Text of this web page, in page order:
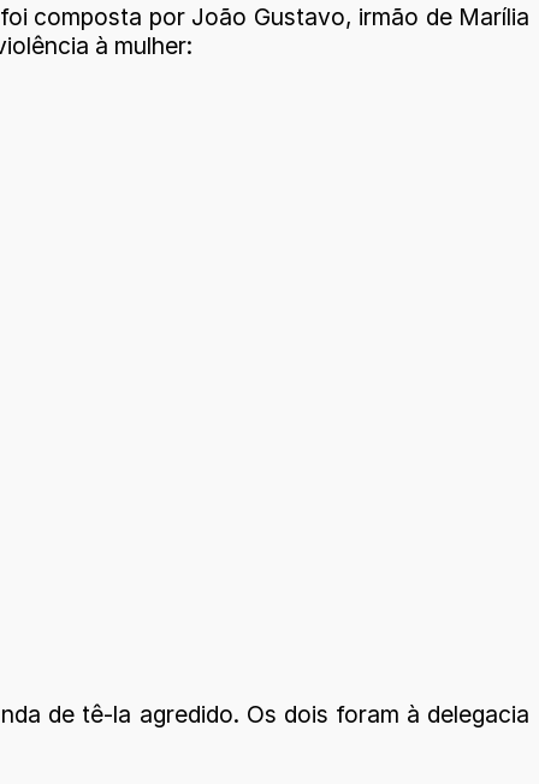
composta por João Gustavo, irmão de Marília
à mulher:
de tê-la agredido. Os dois foram à delegacia